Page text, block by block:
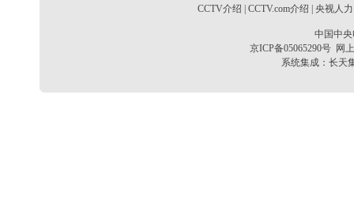
CCTV介绍 CCTV.com介绍 央视人
中国中
京ICP备05065290号 网
系统集成： 长天